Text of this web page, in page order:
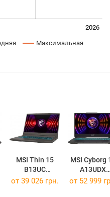
2026
Максимальная
MSI Thin 15
B13UC
[B13UC-3430XRO]
MSI Cyborg
A13UDX
[9S7-
от 39 026 грн. от 52 999